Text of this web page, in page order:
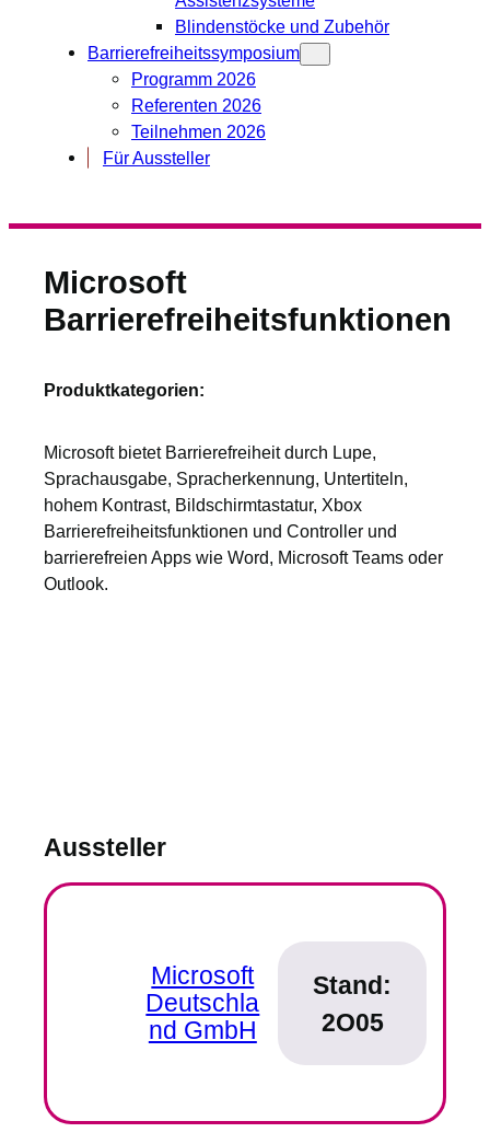
Blindenstöcke und Zubehör
Barrierefreiheitssymposium
Programm 2026
Referenten 2026
Teilnehmen 2026
Für Aussteller
Microsoft
Barrierefreiheitsfunktionen
Produktkategorien:
Microsoft bietet Barrierefreiheit durch Lupe,
Sprachausgabe, Spracherkennung, Untertiteln,
hohem Kontrast, Bildschirmtastatur, Xbox
Barrierefreiheitsfunktionen und Controller und
barrierefreien Apps wie Word, Microsoft Teams oder
Outlook.
Aussteller
Microsoft
Deutschla
nd GmbH
Stand:
2O05